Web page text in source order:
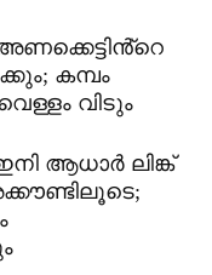
കമ്പം
വിടും
ആധാർ ലിങ്ക്